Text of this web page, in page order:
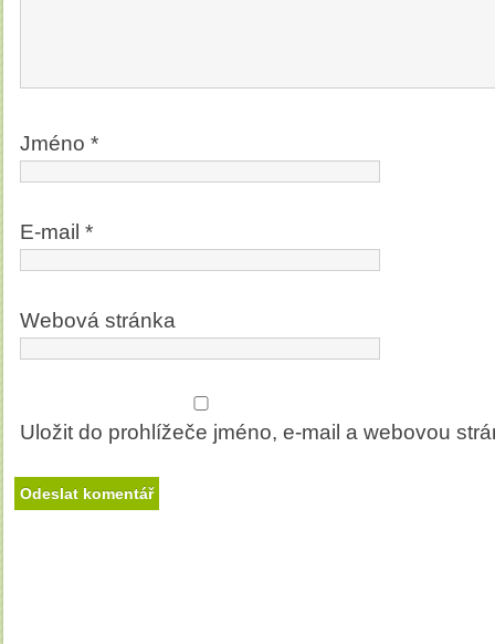
Jméno *
E-mail *
Webová stránka
Uložit do prohlížeče jméno, e-mail a webovou